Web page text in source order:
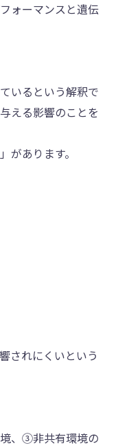
ォーマンスと遺伝
いるという解釈で
える影響のことを
があります。
れにくいという
、③非共有環境の